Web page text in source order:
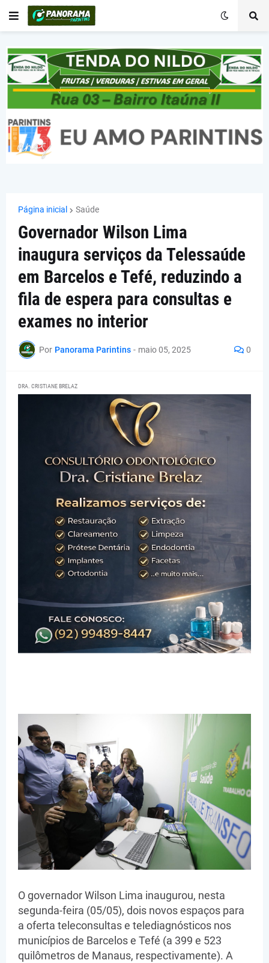
Página inicial Saúde
Governador Wilson Lima
inaugura serviços da Telessaúde
em Barcelos e Tefé, reduzindo a
fila de espera para consultas e
exames no interior
Por Panorama Parintins - maio 05, 2025 0
DRA. CRISTIANE BRELAZ
O governador Wilson Lima inaugurou, nesta
segunda-feira (05/05), dois novos espaços para
a oferta teleconsultas e telediagnósticos nos
municípios de Barcelos e Tefé (a 399 e 523
quilômetros de Manaus, respectivamente). A